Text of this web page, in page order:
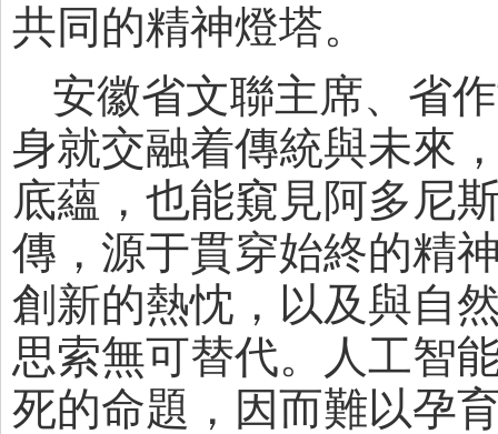
共同的精神燈塔。
安徽省文聯主席、省
身就交融着傳統與未來
底蘊，也能窺見阿多尼
傳，源于貫穿始終的精
創新的熱忱，以及與自
思索無可替代。人工智
死的命題，因而難以孕